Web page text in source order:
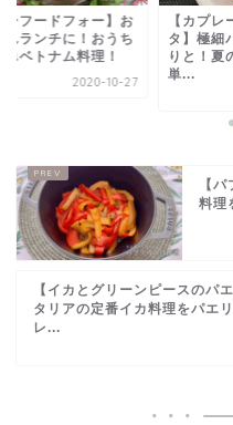
ーフードフォー】お
れランチに！おうち
単ベトナム料理！
2020-10-27
【カプレ
タ】極細
りと！夏
単...
【
料理
【イカとグリーンピースのパ
タリアの定番イカ料理をパエ
レ...